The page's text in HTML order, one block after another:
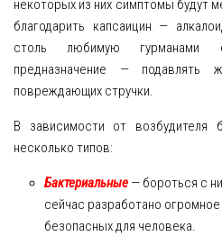
Рецепты
О сайте
некоторых из них симптомы будут
благодарить капсаицин —
столь любимую гурманами
предназначение — подавлять
повреждающих стручки.
В зависимости от возбудителя
несколько типов:
Бактериальные— бороться с
сейчас разработано
безопасных для человека.